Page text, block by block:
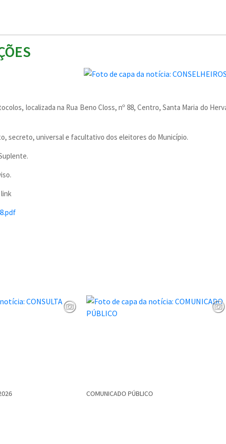
localizada na Rua Beno Closs, nº 88, Centro, Santa Maria do
secreto, universal e facultativo dos eleitores do Município.
COMUNICADO PÚBLICO